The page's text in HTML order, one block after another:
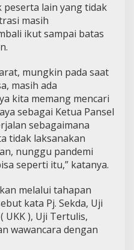
lain yang tidak
masih
ikut sampai batas
mungkin pada saat
masih ada
kita memang mencari
sebagai Ketua Pansel
sebagaimana
tidak laksanakan
nunggu pandemi
seperti itu,” katanya.
melalui tahapan
kata Pj. Sekda, Uji
UKK ), Uji Tertulis,
wawancara dengan